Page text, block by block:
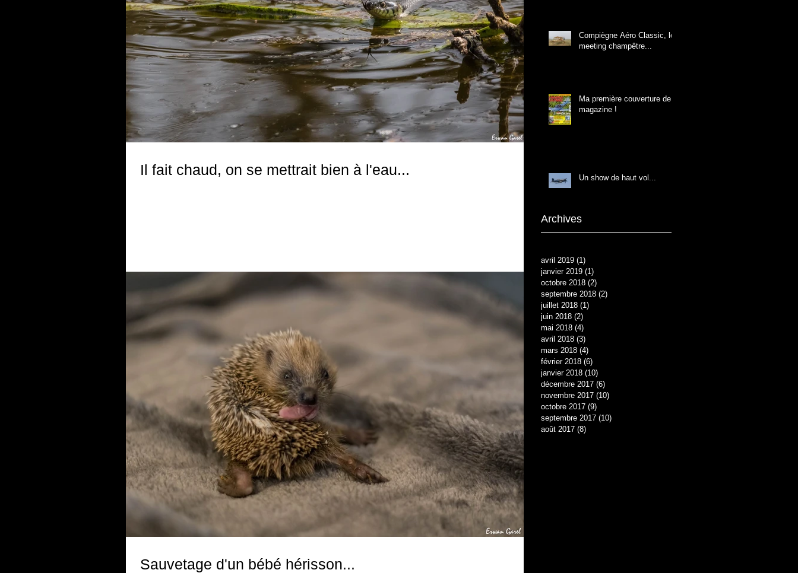
Il fait chaud, on se mettrait bien à l'eau...
Sauvetage d'un bébé hérisson...
Compiègne Aéro Classic, le
meeting champêtre...
Ma première couverture de
magazine !
Un show de haut vol...
Archives
avril 2019 (1)
janvier 2019 (1)
octobre 2018 (2)
septembre 2018 (2)
juillet 2018 (1)
juin 2018 (2)
mai 2018 (4)
avril 2018 (3)
mars 2018 (4)
février 2018 (6)
janvier 2018 (10)
décembre 2017 (6)
novembre 2017 (10)
octobre 2017 (9)
septembre 2017 (10)
août 2017 (8)